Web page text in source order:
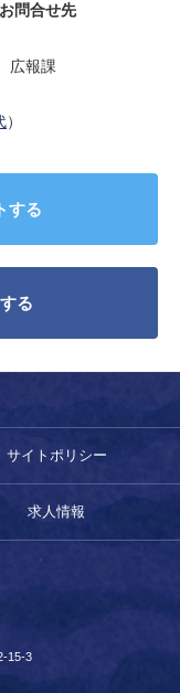
問合せ先
広報課
）
する
る
サイトポリシー
求人情報
15-3